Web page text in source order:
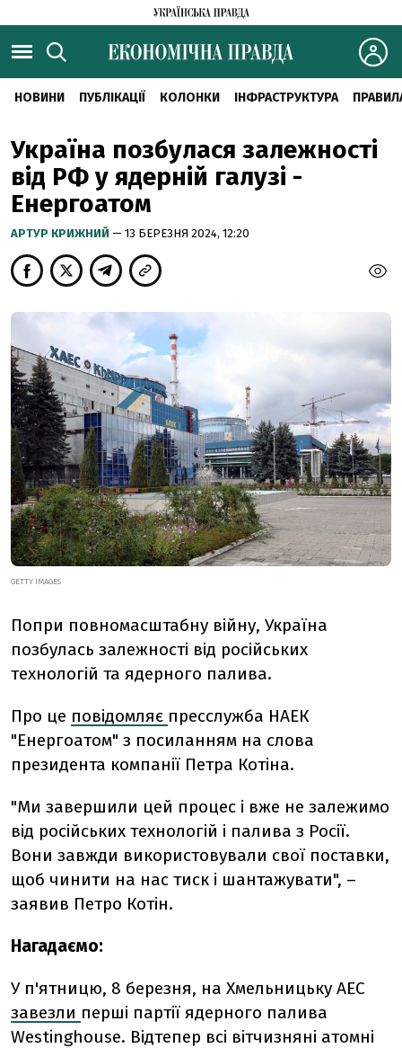
НОВИНИ ПУБЛІКАЦІЇ КОЛОНКИ ІНФРАСТРУКТУРА
Україна позбулася залежності
від РФ у ядерній галузі -
Енергоатом
АРТУР КРИЖНИЙ — 13 БЕРЕЗНЯ 2024, 12:20
GETTY IMAGES
Попри повномасштабну війну, Україна
позбулась залежності від російських
технологій та ядерного палива.
Про це повідомляє пресслужба НАЕК
"Енергоатом" з посиланням на слова
президента компанії Петра Котіна.
"Ми завершили цей процес і вже не залежимо
від російських технологій і палива з Росії.
Вони завжди використовували свої поставки,
щоб чинити на нас тиск і шантажувати", –
заявив Петро Котін.
Нагадаємо:
У п'ятницю, 8 березня, на Хмельницьку АЕС
завезли перші партії ядерного палива
Westinghouse. Відтепер всі вітчизняні атомні